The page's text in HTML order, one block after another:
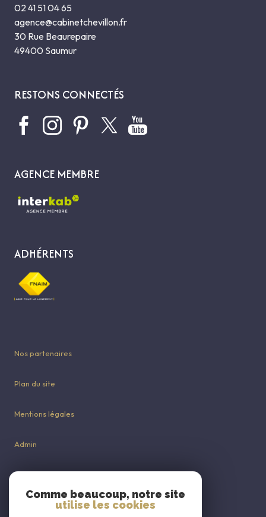
02 41 51 04 65
agence@cabinetchevillon.fr
30 Rue Beaurepaire
49400 Saumur
RESTONS CONNECTÉS
AGENCE MEMBRE
ADHÉRENTS
Nos partenaires
Plan du site
Mentions légales
Admin
Nos honoraires
Politique RGPD
Comme beaucoup, notre site
utilise les cookies